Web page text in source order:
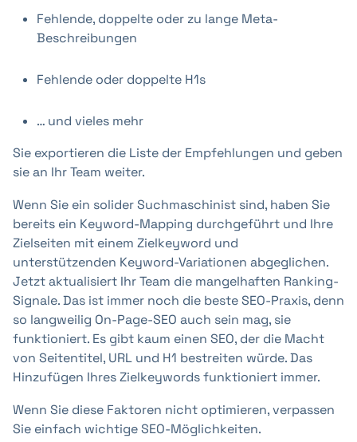
Fehlende, doppelte oder zu lange Meta-
Beschreibungen
Fehlende oder doppelte H1s
… und vieles mehr
Sie exportieren die Liste der Empfehlungen und geben
sie an Ihr Team weiter.
Wenn Sie ein solider Suchmaschinist sind, haben Sie
bereits ein Keyword-Mapping durchgeführt und Ihre
Zielseiten mit einem Zielkeyword und
unterstützenden Keyword-Variationen abgeglichen.
Jetzt aktualisiert Ihr Team die mangelhaften Ranking-
Signale. Das ist immer noch die beste SEO-Praxis, denn
so langweilig On-Page-SEO auch sein mag, sie
funktioniert. Es gibt kaum einen SEO, der die Macht
von Seitentitel, URL und H1 bestreiten würde. Das
Hinzufügen Ihres Zielkeywords funktioniert immer.
Wenn Sie diese Faktoren nicht optimieren, verpassen
Sie einfach wichtige SEO-Möglichkeiten.